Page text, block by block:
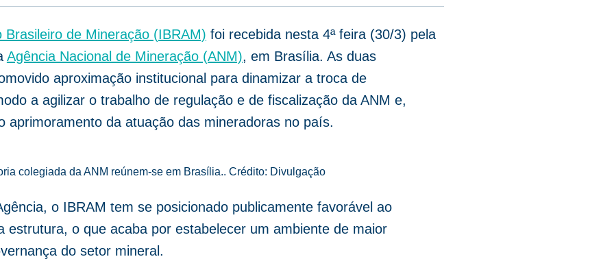
Brasileiro de Mineração (IBRAM) foi recebida nesta 4ª feira (30/3) pela
Agência Nacional de Mineração (ANM), em Brasília. As duas
aproximação institucional para dinamizar a troca de
a agilizar o trabalho de regulação e de fiscalização da ANM e,
aprimoramento da atuação das mineradoras no país.
colegiada da ANM reúnem-se em Brasília.. Crédito: Divulgação
o IBRAM tem se posicionado publicamente favorável ao
estrutura, o que acaba por estabelecer um ambiente de maior
do setor mineral.